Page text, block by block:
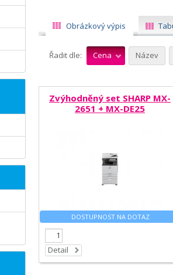
Obrázkový výpis
Řadit dle: Cena Název
Zvýhodněný set SHARP MX-
2651 + MX-DE25
DOSTUPNOST NA DOTAZ
Detail